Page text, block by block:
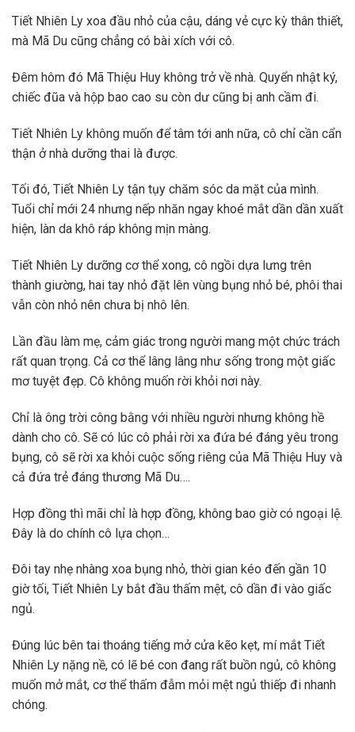
Tiết Nhiên Ly xoa đầu nhỏ của cậu, dáng vẻ cực kỳ thân thiết,
mà Mã Du cũng chẳng có bài xích với cô.
Đêm hôm đó Mã Thiệu Huy không trở về nhà. Quyển nhật ký,
chiếc đũa và hộp bao cao su còn dư cũng bị anh cầm đi.
Tiết Nhiên Ly không muốn để tâm tới anh nữa, cô chỉ cần cẩn
thận ở nhà dưỡng thai là được.
Tối đó, Tiết Nhiên Ly tận tụy chăm sóc da mặt của mình.
Tuổi chỉ mới 24 nhưng nếp nhăn ngay khoé mắt dần dần xuất
hiện, làn da khô ráp không mịn màng.
Tiết Nhiên Ly dưỡng cơ thể xong, cô ngồi dựa lưng trên
thành giường, hai tay nhỏ đặt lên vùng bụng nhỏ bé, phôi thai
vẫn còn nhỏ nên chưa bị nhô lên.
Lần đầu làm mẹ, cảm giác trong người mang một chức trách
rất quan trọng. Cả cơ thể lâng lâng như sống trong một giấc
mơ tuyệt đẹp. Cô không muốn rời khỏi nơi này.
Chỉ là ông trời công bằng với nhiều người nhưng không hề
dành cho cô. Sẽ có lúc cô phải rời xa đứa bé đáng yêu trong
bụng, cô sẽ rời xa khỏi cuộc sống riêng của Mã Thiệu Huy và
cả đứa trẻ đáng thương Mã Du….
Hợp đồng thì mãi chỉ là hợp đồng, không bao giờ có ngoại lệ.
Đây là do chính cô lựa chọn…
Đôi tay nhẹ nhàng xoa bụng nhỏ, thời gian kéo đến gần 10
giờ tối, Tiết Nhiên Ly bắt đầu thấm mệt, cô dần đi vào giấc
ngủ.
Đúng lúc bên tai thoáng tiếng mở cửa kẽo kẹt, mí mắt Tiết
Nhiên Ly nặng nề, có lẽ bé con đang rất buồn ngủ, cô không
muốn mở mắt, cơ thể thấm đẫm mỏi mệt ngủ thiếp đi nhanh
chóng.